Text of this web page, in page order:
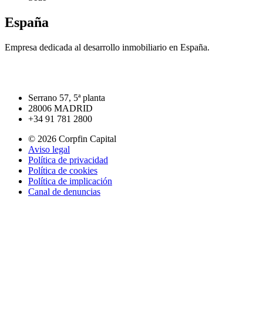
España
Empresa dedicada al desarrollo inmobiliario en España.
Serrano 57, 5ª planta
28006 MADRID
+34 91 781 2800
© 2026 Corpfin Capital
Aviso legal
Política de privacidad
Política de cookies
Política de implicación
Canal de denuncias